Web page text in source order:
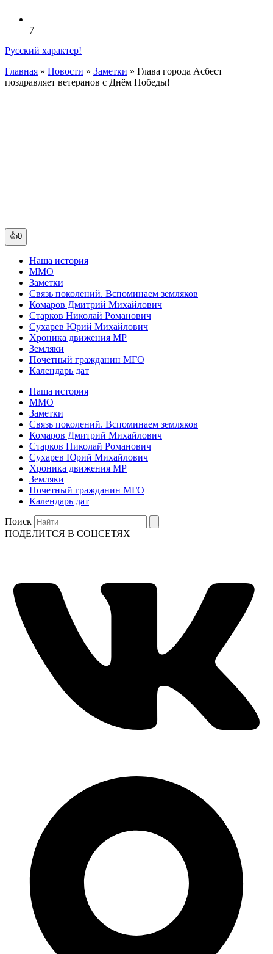
7
Русский характер!
Главная » Новости » Заметки » Глава города Асбест
поздравляет ветеранов с Днём Победы!
👍0
Наша история
ММО
Заметки
Связь поколений. Вспоминаем земляков
Комаров Дмитрий Михайлович
Старков Николай Романович
Сухарев Юрий Михайлович
Хроника движения МР
Земляки
Почетный гражданин МГО
Календарь дат
Наша история
ММО
Заметки
Связь поколений. Вспоминаем земляков
Комаров Дмитрий Михайлович
Старков Николай Романович
Сухарев Юрий Михайлович
Хроника движения МР
Земляки
Почетный гражданин МГО
Календарь дат
Поиск
ПОДЕЛИТСЯ В СОЦСЕТЯХ